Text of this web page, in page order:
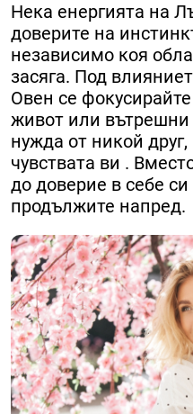
Нека енергията на
доверите на
независимо коя
засяга. Под
Овен се
живот или
нужда от никой
чувствата ви .
до доверие в себе
продължите напред.